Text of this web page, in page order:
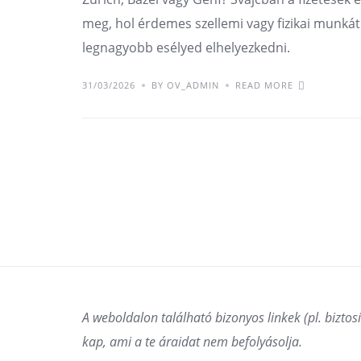
meg, hol érdemes szellemi vagy fizikai
legnagyobb esélyed elhelyezkedni.
31/03/2026 BY OV_ADMIN READ MORE
A weboldalon található bizonyos linkek (pl.
kap, ami a te áraidat nem befolyásolja.